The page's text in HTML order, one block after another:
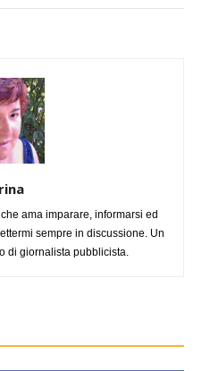
ama imparare, informarsi ed
sempre in discussione. Un
di giornalista pubblicista.